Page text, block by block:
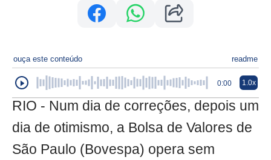
ouça este conteúdo readme
0:00 1.0x
RIO - Num dia de correções, depois um
dia de otimismo, a Bolsa de Valores de
São Paulo (Bovespa) opera sem